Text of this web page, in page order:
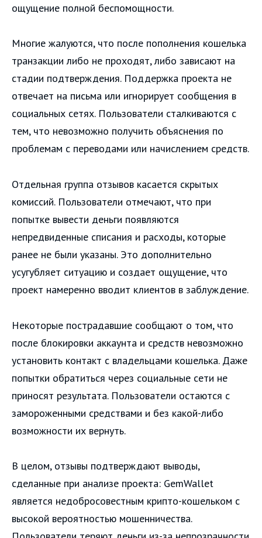
ощущение полной беспомощности.
Многие жалуются, что после пополнения кошелька
транзакции либо не проходят, либо зависают на
стадии подтверждения. Поддержка проекта не
отвечает на письма или игнорирует сообщения в
социальных сетях. Пользователи сталкиваются с
тем, что невозможно получить объяснения по
проблемам с переводами или начислением средств.
Отдельная группа отзывов касается скрытых
комиссий. Пользователи отмечают, что при
попытке вывести деньги появляются
непредвиденные списания и расходы, которые
ранее не были указаны. Это дополнительно
усугубляет ситуацию и создает ощущение, что
проект намеренно вводит клиентов в заблуждение.
Некоторые пострадавшие сообщают о том, что
после блокировки аккаунта и средств невозможно
установить контакт с владельцами кошелька. Даже
попытки обратиться через социальные сети не
приносят результата. Пользователи остаются с
замороженными средствами и без какой-либо
возможности их вернуть.
В целом, отзывы подтверждают выводы,
сделанные при анализе проекта: GemWallet
является недобросовестным крипто-кошельком с
высокой вероятностью мошенничества.